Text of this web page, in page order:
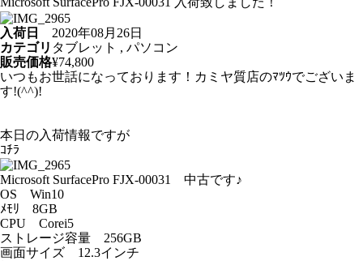
入荷日
2020年08月26日
カテゴリ タブレット , パソコン
販売価格¥74,800
いつもお世話になっております！カミヤ質店のﾏﾂｳでございま
す!(^^)!
本日の入荷情報ですが
ｺﾁﾗ
Microsoft SurfacePro FJX-00031 中古です♪
OS Win10
ﾒﾓﾘ 8GB
CPU Corei5
ストレージ容量 256GB
画面サイズ 12.3インチ